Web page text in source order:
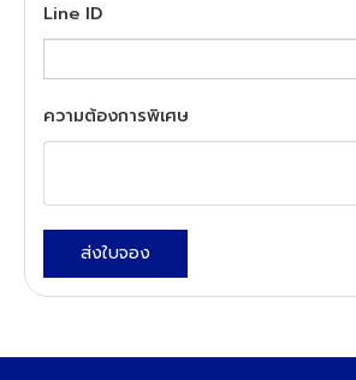
Line ID
ความต้องการพิเศษ
ส่งใบจอง